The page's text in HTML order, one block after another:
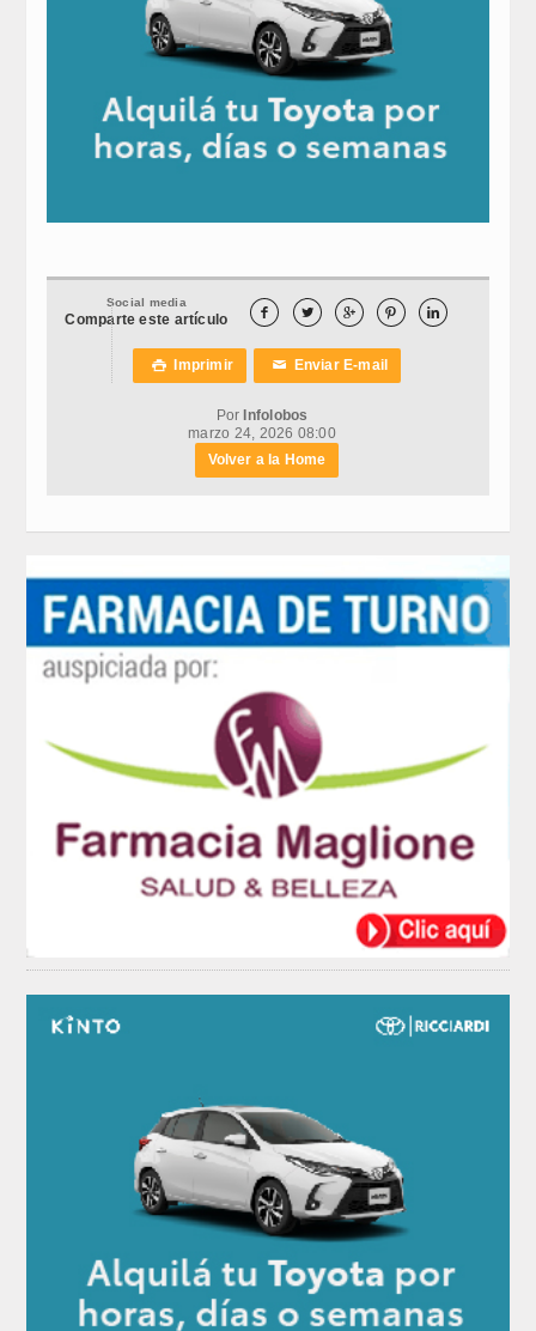
Social media
Comparte este artículo     
 Imprimir ✉ Enviar E-mail
Por Infolobos
marzo 24, 2026 08:00
Volver a la Home